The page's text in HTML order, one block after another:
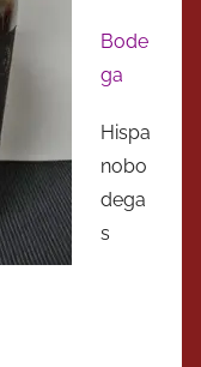
Bode
ga
Hispa
nobo
dega
s